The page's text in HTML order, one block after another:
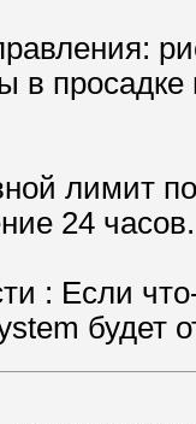
в
лимит
24 часов.
: Если
будет